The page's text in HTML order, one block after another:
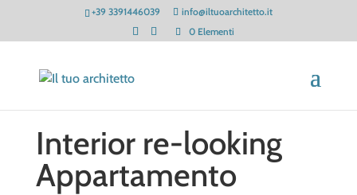
+39 3391446039
info@iltuoarchitetto.it
0 Elementi
Interior re-looking
Appartamento